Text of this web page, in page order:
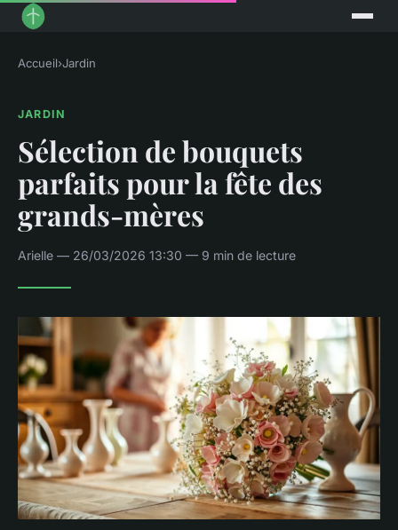
Accueil›Jardin
JARDIN
Sélection de bouquets
parfaits pour la fête des
grands-mères
Arielle — 26/03/2026 13:30 — 9 min de lecture